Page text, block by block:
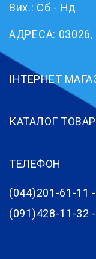
Вих.: Сб - Нд
АДРЕСА: 03026,
ІНТЕРНЕТ
КАТАЛОГ
ТЕЛЕФОН
(044)201-61-11
(091)428-11-32